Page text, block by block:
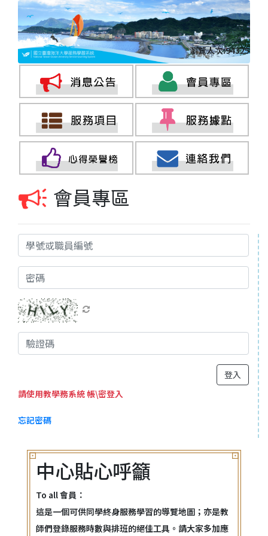
瀏覽人次:94325
會員專區
登入
請使用教學務系統 帳\密登入
忘記密碼
中心貼心呼籲
To all 會員：
這是一個可供同學終身服務學習的導覽地圖；亦是教
師們登錄服務時數與排班的絕佳工具。請大家多加應